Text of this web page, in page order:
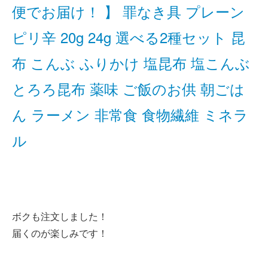
便でお届け！ 】 罪なき具 プレーン
ピリ辛 20g 24g 選べる2種セット 昆
布 こんぶ ふりかけ 塩昆布 塩こんぶ
とろろ昆布 薬味 ご飯のお供 朝ごは
ん ラーメン 非常食 食物繊維 ミネラ
ル
ボクも注文しました！
届くのが楽しみです！